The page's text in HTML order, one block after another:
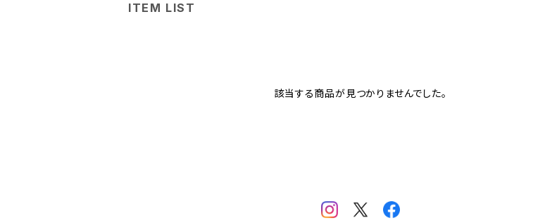
ITEM LIST
該当する商品が見つかりませんでした。